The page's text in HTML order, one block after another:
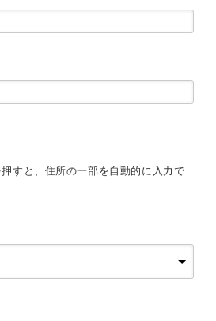
押すと、住所の一部を自動的に入力で